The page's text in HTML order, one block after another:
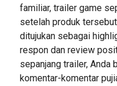
familiar, trailer game
setelah produk
ditujukan sebagai
respon dan review
sepanjang trailer, Anda
komentar-komentar